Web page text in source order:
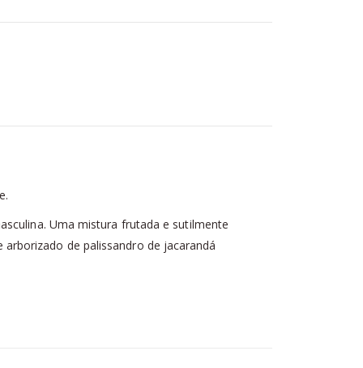
Uma mistura frutada e sutilmente
de palissandro de jacarandá